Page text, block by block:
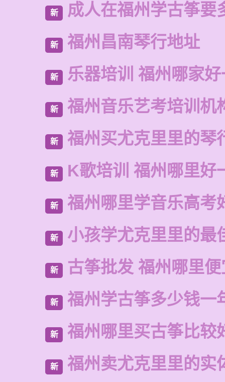
新 成人在福州学古筝要
新 福州昌南琴行地址
新 乐器培训 福州哪家
新 福州音乐艺考培训机
新 福州买尤克里里的琴
新 K歌培训 福州哪里好
新 福州哪里学音乐高考
新 小孩学尤克里里的最
新 古筝批发 福州哪里
新 福州学古筝多少钱一
新 福州哪里买古筝比较
新 福州卖尤克里里的实